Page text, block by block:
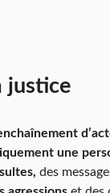
justice
une
des